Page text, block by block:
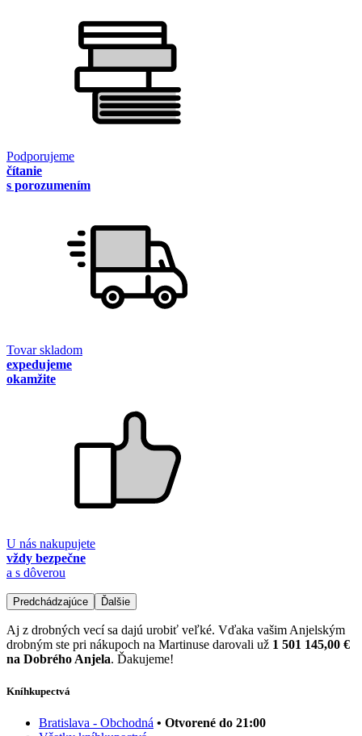
Podporujeme
čítanie
s porozumením
Tovar skladom
expedujeme
okamžite
U nás nakupujete
vždy bezpečne
a s dôverou
Predchádzajúce Ďalšie
Aj z drobných vecí sa dajú urobiť veľké. Vďaka vašim Anjelským
drobným ste pri nákupoch na Martinuse darovali už 1 501 145,00 €
na Dobrého Anjela. Ďakujeme!
Kníhkupectvá
Bratislava - Obchodná • Otvorené do 21:00